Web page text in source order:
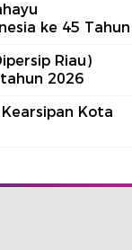
ke 45 Tahun
Riau)
2026
Kota